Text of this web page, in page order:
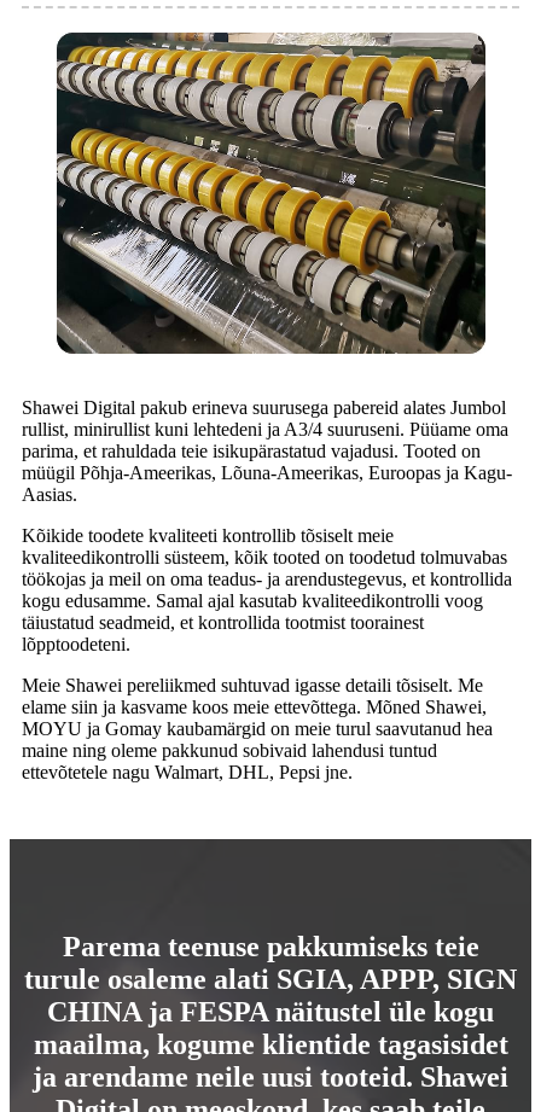
Shawei Digital pakub erineva suurusega pabereid alates Jumbol
rullist, minirullist kuni lehtedeni ja A3/4 suuruseni. Püüame oma
parima, et rahuldada teie isikupärastatud vajadusi. Tooted on
müügil Põhja-Ameerikas, Lõuna-Ameerikas, Euroopas ja Kagu-
Aasias.
Kõikide toodete kvaliteeti kontrollib tõsiselt meie
kvaliteedikontrolli süsteem, kõik tooted on toodetud tolmuvabas
töökojas ja meil on oma teadus- ja arendustegevus, et kontrollida
kogu edusamme. Samal ajal kasutab kvaliteedikontrolli voog
täiustatud seadmeid, et kontrollida tootmist toorainest
lõpptoodeteni.
Meie Shawei pereliikmed suhtuvad igasse detaili tõsiselt. Me
elame siin ja kasvame koos meie ettevõttega. Mõned Shawei,
MOYU ja Gomay kaubamärgid on meie turul saavutanud hea
maine ning oleme pakkunud sobivaid lahendusi tuntud
ettevõtetele nagu Walmart, DHL, Pepsi jne.
Parema teenuse pakkumiseks teie
turule osaleme alati SGIA, APPP, SIGN
CHINA ja FESPA näitustel üle kogu
maailma, kogume klientide tagasisidet
ja arendame neile uusi tooteid. Shawei